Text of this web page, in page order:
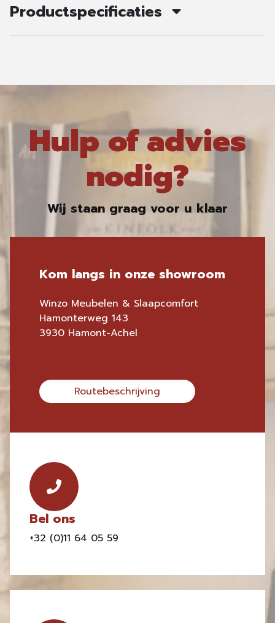
Productspecificaties
Hulp of advies
nodig?
Wij staan graag voor u klaar
Kom langs in onze showroom
Winzo Meubelen & Slaapcomfort
Hamonterweg 143
3930 Hamont-Achel
Routebeschrijving
Bel ons
+32 (0)11 64 05 59